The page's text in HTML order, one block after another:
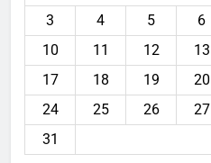
3
4 5 6
10
11 12 13
17
18 19 20
24
25 26 27
31